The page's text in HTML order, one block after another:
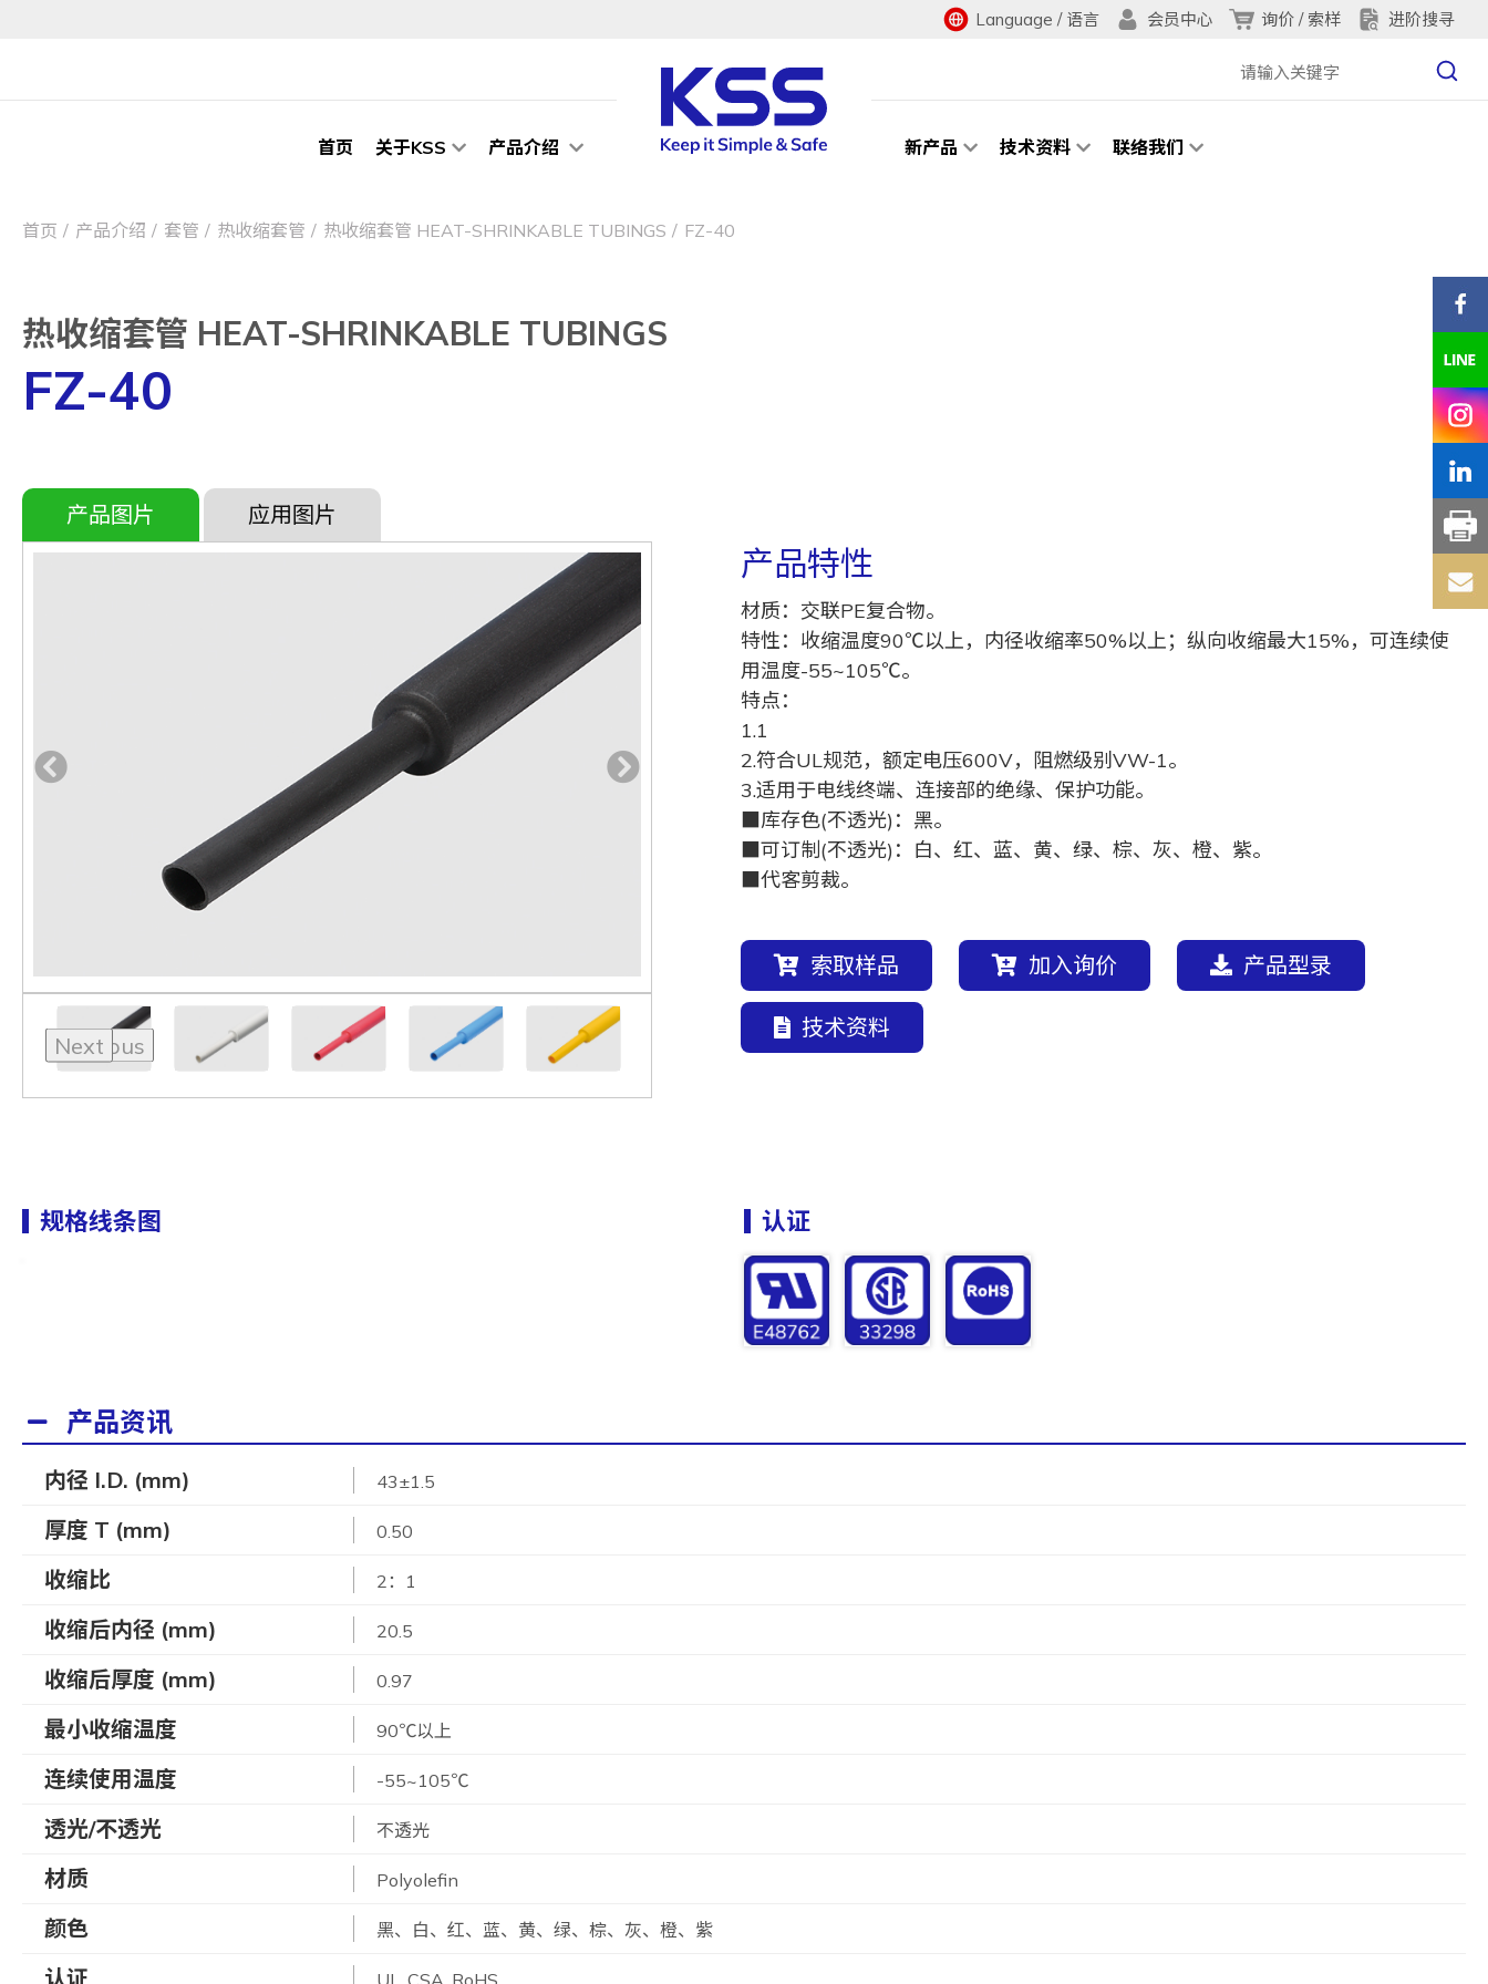
Language / 语言 会员中心 询价 / 索样 进阶搜寻
首页 关于KSS 产品介绍 新产品 技术资料 联络我们
首页 产品介绍 套管 热收缩套管 热收缩套管 HEAT-SHRINKABLE TUBINGS FZ-40
热收缩套管 HEAT-SHRINKABLE TUBINGS
FZ-40
产品图片 应用图片
Previous
Next
产品特性
材质：交联PE复合物。
特性：收缩温度90℃以上，内径收缩率50%以上；纵向收缩最大15%，可连续使
用温度-55~105℃。
特点：
1.1
2.符合UL规范，额定电压600V，阻燃级别VW-1。
3.适用于电线终端、连接部的绝缘、保护功能。
■库存色(不透光)：黑。
■可订制(不透光)：白、红、蓝、黄、绿、棕、灰、橙、紫。
■代客剪裁。
索取样品 加入询价 产品型录
技术资料
规格线条图 认证
产品资讯
内径 I.D. (mm) 43±1.5
厚度 T (mm) 0.50
收缩比 2：1
收缩后内径 (mm) 20.5
收缩后厚度 (mm) 0.97
最小收缩温度 90℃以上
连续使用温度 -55~105℃
透光/不透光 不透光
材质 Polyolefin
颜色 黑、白、红、蓝、黄、绿、棕、灰、橙、紫
认证 UL, CSA, RoHS